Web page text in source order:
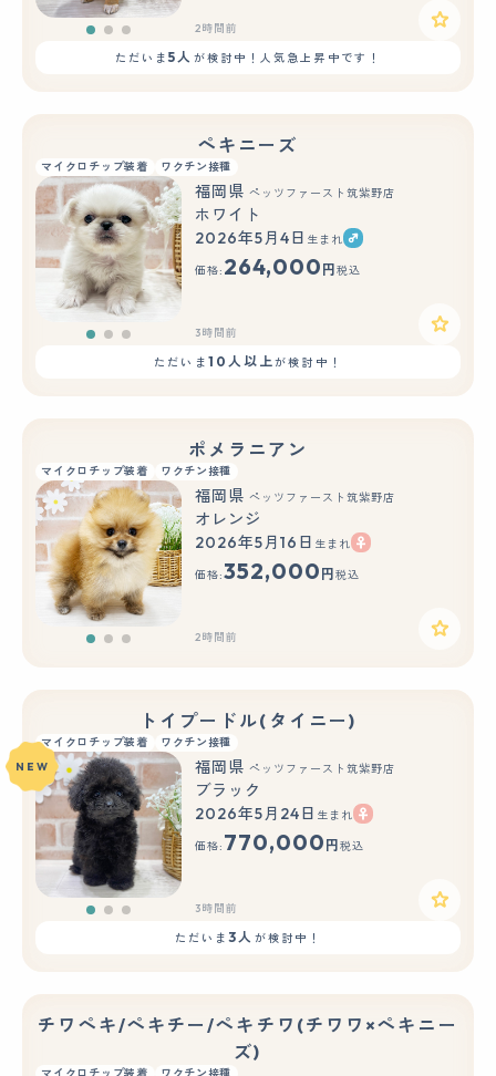
2時間前
ただいま5人 が検討中！人気急上昇中です！
ペキニーズ
マイクロチップ装着 ワクチン接種
もっと見る
福岡県 ペッツファースト筑紫野店
ホワイト
2026年5月4日 生まれ
価格: 264,000 円税込
3時間前
ただいま 10人以上が検討中！
ポメラニアン
マイクロチップ装着 ワクチン接種
もっと見る
福岡県 ペッツファースト筑紫野店
オレンジ
2026年5月16日 生まれ
価格:352,000 円税込
2時間前
トイプードル(タイニー)
マイクロチップ装着 ワクチン接種
もっと見る
NEW 福岡県 ペッツファースト筑紫野店
ブラック
2026年5月24日 生まれ
価格: 770,000 円税込
3時間前
ただいま3人 が検討中！
チワペキ/ペキチー/ペキチワ(チワワ×ペキニー
ズ)